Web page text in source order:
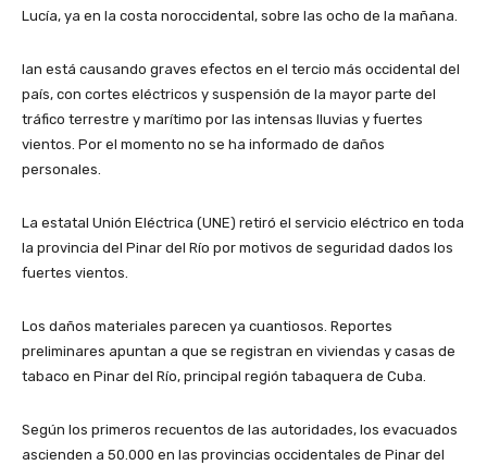
Lucía, ya en la costa noroccidental, sobre las ocho de la mañana.
Ian está causando graves efectos en el tercio más occidental del
país, con cortes eléctricos y suspensión de la mayor parte del
tráfico terrestre y marítimo por las intensas lluvias y fuertes
vientos. Por el momento no se ha informado de daños
personales.
La estatal Unión Eléctrica (UNE) retiró el servicio eléctrico en toda
la provincia del Pinar del Río por motivos de seguridad dados los
fuertes vientos.
Los daños materiales parecen ya cuantiosos. Reportes
preliminares apuntan a que se registran en viviendas y casas de
tabaco en Pinar del Río, principal región tabaquera de Cuba.
Según los primeros recuentos de las autoridades, los evacuados
ascienden a 50.000 en las provincias occidentales de Pinar del